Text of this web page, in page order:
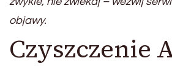
objawy.
Czyszczenie